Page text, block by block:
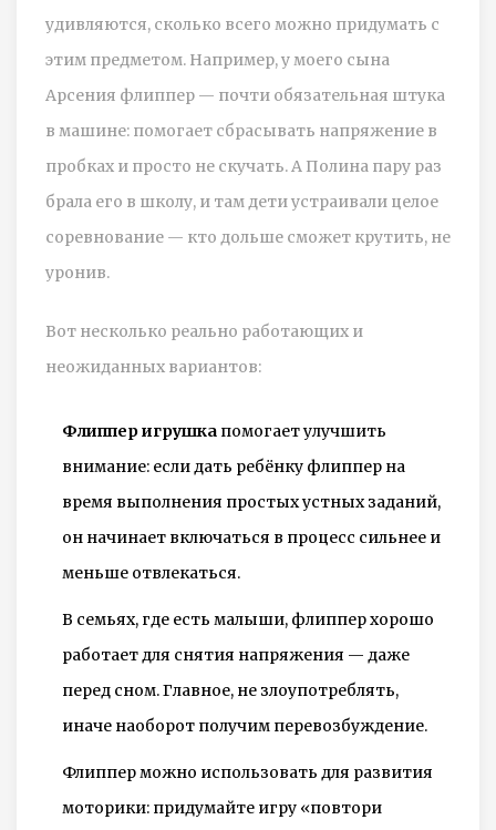
удивляются, сколько всего можно придумать с
этим предметом. Например, у моего сына
Арсения флиппер — почти обязательная штука
в машине: помогает сбрасывать напряжение в
пробках и просто не скучать. А Полина пару раз
брала его в школу, и там дети устраивали целое
соревнование — кто дольше сможет крутить, не
уронив.
Вот несколько реально работающих и
неожиданных вариантов:
Флиппер игрушка помогает улучшить
внимание: если дать ребёнку флиппер на
время выполнения простых устных заданий,
он начинает включаться в процесс сильнее и
меньше отвлекаться.
В семьях, где есть малыши, флиппер хорошо
работает для снятия напряжения — даже
перед сном. Главное, не злоупотреблять,
иначе наоборот получим перевозбуждение.
Флиппер можно использовать для развития
моторики: придумайте игру «повтори